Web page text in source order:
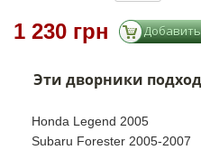
1 230 грн
Эти дворники
Honda Legend 2005
Subaru Forester 2005-2007